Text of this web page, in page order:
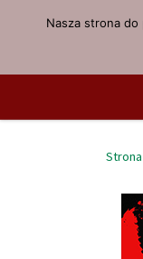
Przejdź do treści
Nasza strona